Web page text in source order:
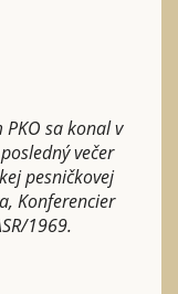
PKO sa konal v
večer
pesničkovej
Konferencier
1969.